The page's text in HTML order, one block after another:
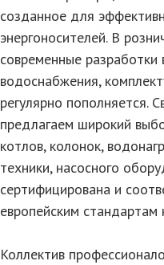
созданное для
энергоносителей. В
современные разработки
водоснабжения,
регулярно пополняется.
предлагаем широкий
котлов, колонок,
техники, насосного
сертифицирована и
европейским стандартам
Коллектив